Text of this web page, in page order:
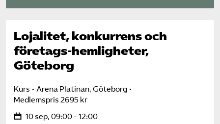
Lojalitet, konkurrens och
företags-hemligheter,
Göteborg
Kurs
Arena Platinan, Göteborg
Medlemspris 2695 kr
10 sep, 09:00 - 12:00